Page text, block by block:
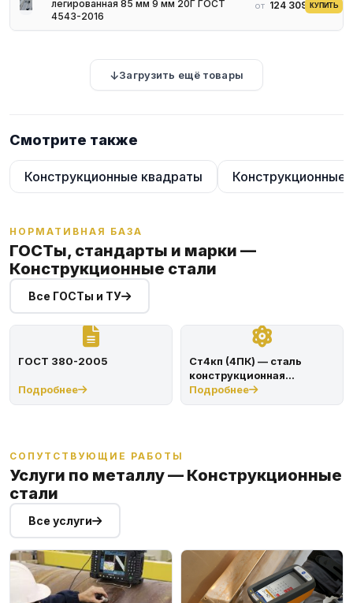
легированная 85 мм 9 мм 20Г ГОСТ
4543-2016
от 124 309 ₽КУПИТЬ
Загрузить ещё товары
Смотрите также
Конструкционные квадраты Конструкционные
НОРМАТИВНАЯ БАЗА
ГОСТы, стандарты и марки —
Конструкционные стали
Все ГОСТы и ТУ
ГОСТ 380-2005
Подробнее
Ст4кп (4ПК) — сталь
конструкционная
углеродистая по ГОСТ
380-2005
Подробнее
СОПУТСТВУЮЩИЕ РАБОТЫ
Услуги по металлу — Конструкционные
стали
Все услуги